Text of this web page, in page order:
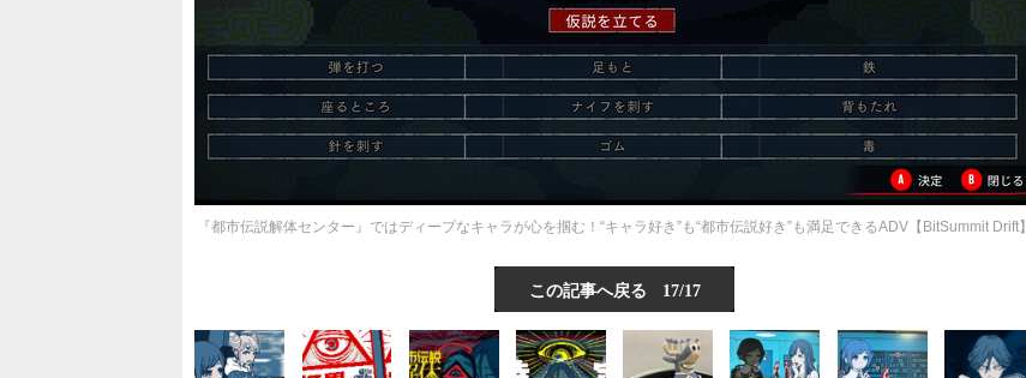
『都市伝説解体センター』ではディープなキャラが心を掴む！“キャラ好き”も“都市伝説好き”も満足できるADV【BitSummit Drift】
この記事へ戻る 17/17